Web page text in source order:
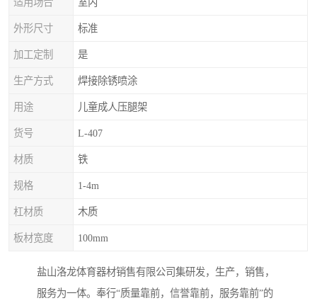
外形尺寸 标准
加工定制 是
生产方式 焊接除锈喷涂
用途 儿童成人压腿架
货号 L-407
材质 铁
规格 1-4m
杠材质 木质
板材宽度 100mm
盐山洛龙体育器材销售有限公司集研发，生产，销售，
服务为一体。奉行“质量靠前，信誉靠前，服务靠前”的